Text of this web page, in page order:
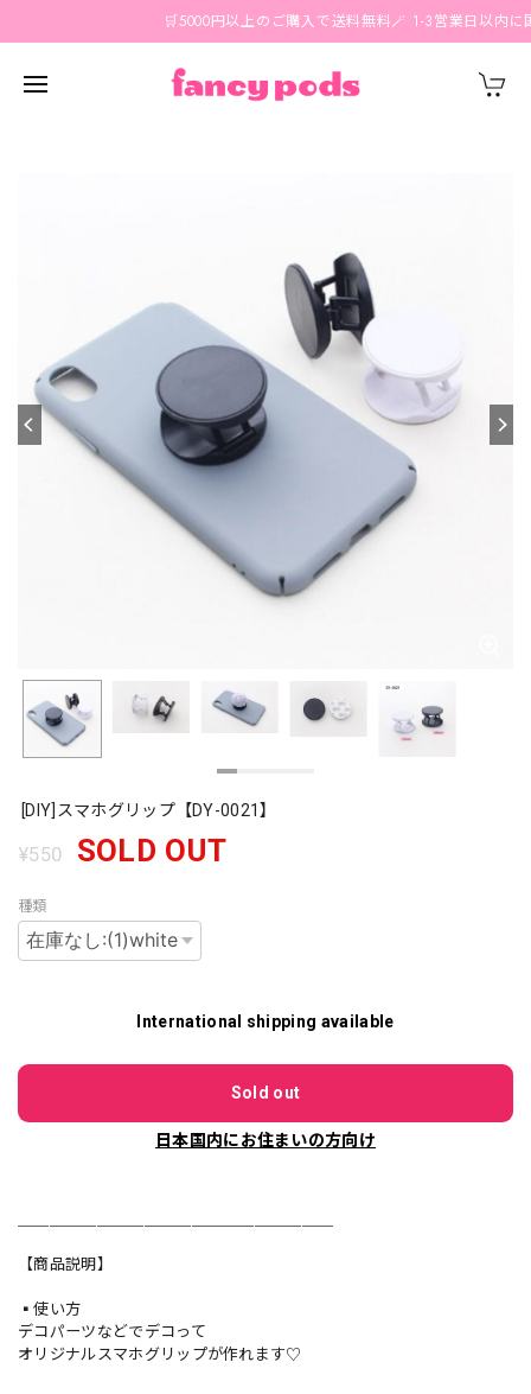
🛒5000円以上のご購入で送料無料🪄 1-3営業日以内に国
[DIY]スマホグリップ【DY-0021】
¥550 SOLD OUT
種類
International shipping available
Sold out
日本国内にお住まいの方向け
【商品説明】
▪️使い方
デコパーツなどでデコって
オリジナルスマホグリップが作れます♡